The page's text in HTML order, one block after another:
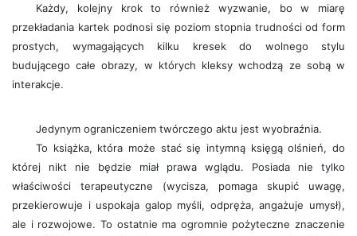
Każdy, kolejny krok to również wyzwanie, bo w miarę
przekładania kartek podnosi się poziom stopnia trudności od form
prostych, wymagających kilku kresek do wolnego stylu
budującego całe obrazy, w których kleksy wchodzą ze sobą w
interakcje.
Jedynym ograniczeniem twórczego aktu jest wyobraźnia.
To książka, która może stać się intymną księgą olśnień, do
której nikt nie będzie miał prawa wglądu. Posiada nie tylko
właściwości terapeutyczne (wycisza, pomaga skupić uwagę,
przekierowuje i uspokaja galop myśli, odpręża, angażuje umysł),
ale i rozwojowe. To ostatnie ma ogromnie pożyteczne znaczenie